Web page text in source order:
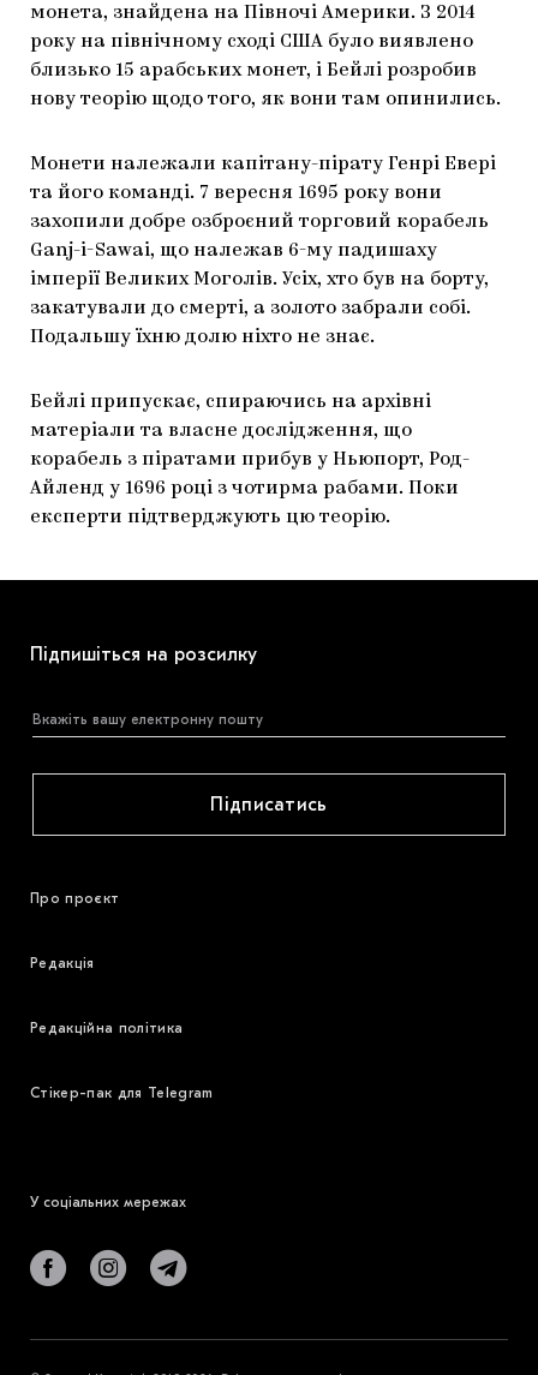
монета, знайдена на Півночі Америки. З 2014
року на північному сході США було виявлено
близько 15 арабських монет, і Бейлі розробив
нову теорію щодо того, як вони там опинились.
Монети належали капітану-пірату Генрі Евері
та його команді. 7 вересня 1695 року вони
захопили добре озброєний торговий корабель
Ganj-i-Sawai, що належав 6-му падишаху
імперії Великих Моголів. Усіх, хто був на борту,
закатували до смерті, а золото забрали собі.
Подальшу їхню долю ніхто не знає.
Бейлі припускає, спираючись на архівні
матеріали та власне дослідження, що
корабель з піратами прибув у Ньюпорт, Род-
Айленд у 1696 році з чотирма рабами. Поки
експерти підтверджують цю теорію.
Підпишіться на розсилку
Підписатись
Про проєкт
Редакція
Редакційна політика
Стікер-пак для Telegram
У соціальних мережах